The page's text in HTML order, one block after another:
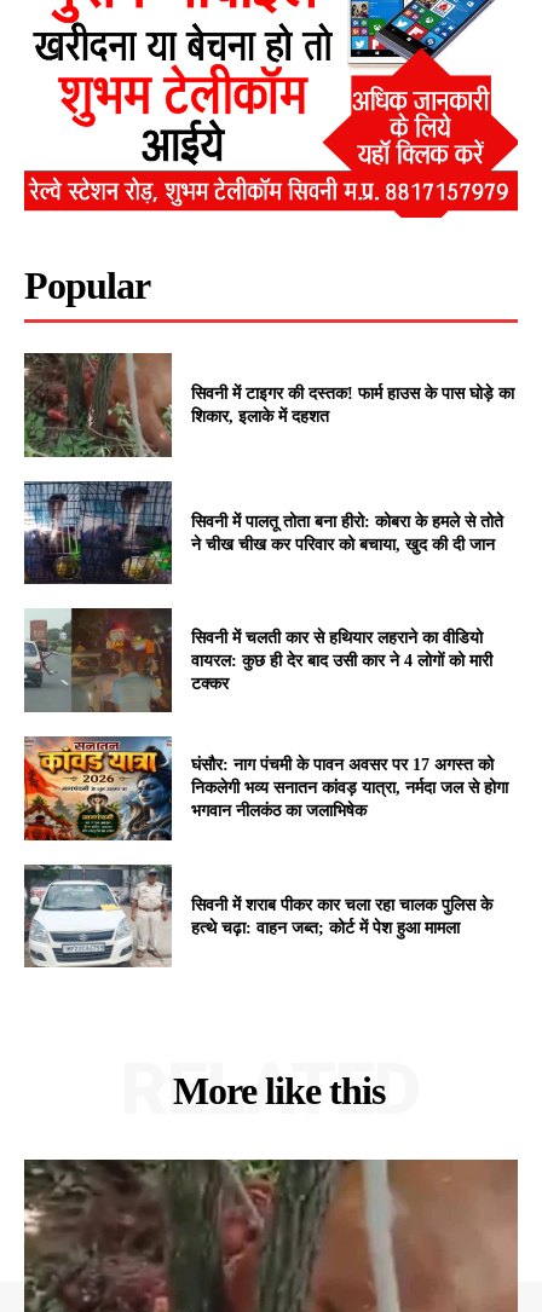
Popular
सिवनी में टाइगर की दस्तक! फार्म हाउस के पास घोड़े का
शिकार, इलाके में दहशत
सिवनी में पालतू तोता बना हीरो: कोबरा के हमले से तोते
ने चीख चीख कर परिवार को बचाया, खुद की दी जान
सिवनी में चलती कार से हथियार लहराने का वीडियो
वायरल: कुछ ही देर बाद उसी कार ने 4 लोगों को मारी
टक्कर
घंसौर: नाग पंचमी के पावन अवसर पर 17 अगस्त को
निकलेगी भव्य सनातन कांवड़ यात्रा, नर्मदा जल से होगा
भगवान नीलकंठ का जलाभिषेक
सिवनी में शराब पीकर कार चला रहा चालक पुलिस के
हत्थे चढ़ा: वाहन जब्त; कोर्ट में पेश हुआ मामला
More like this
RELATED